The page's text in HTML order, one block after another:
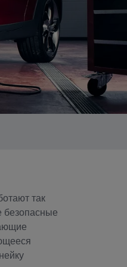
так
безопасные